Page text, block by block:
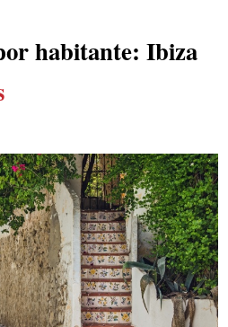
habitante: Ibiza